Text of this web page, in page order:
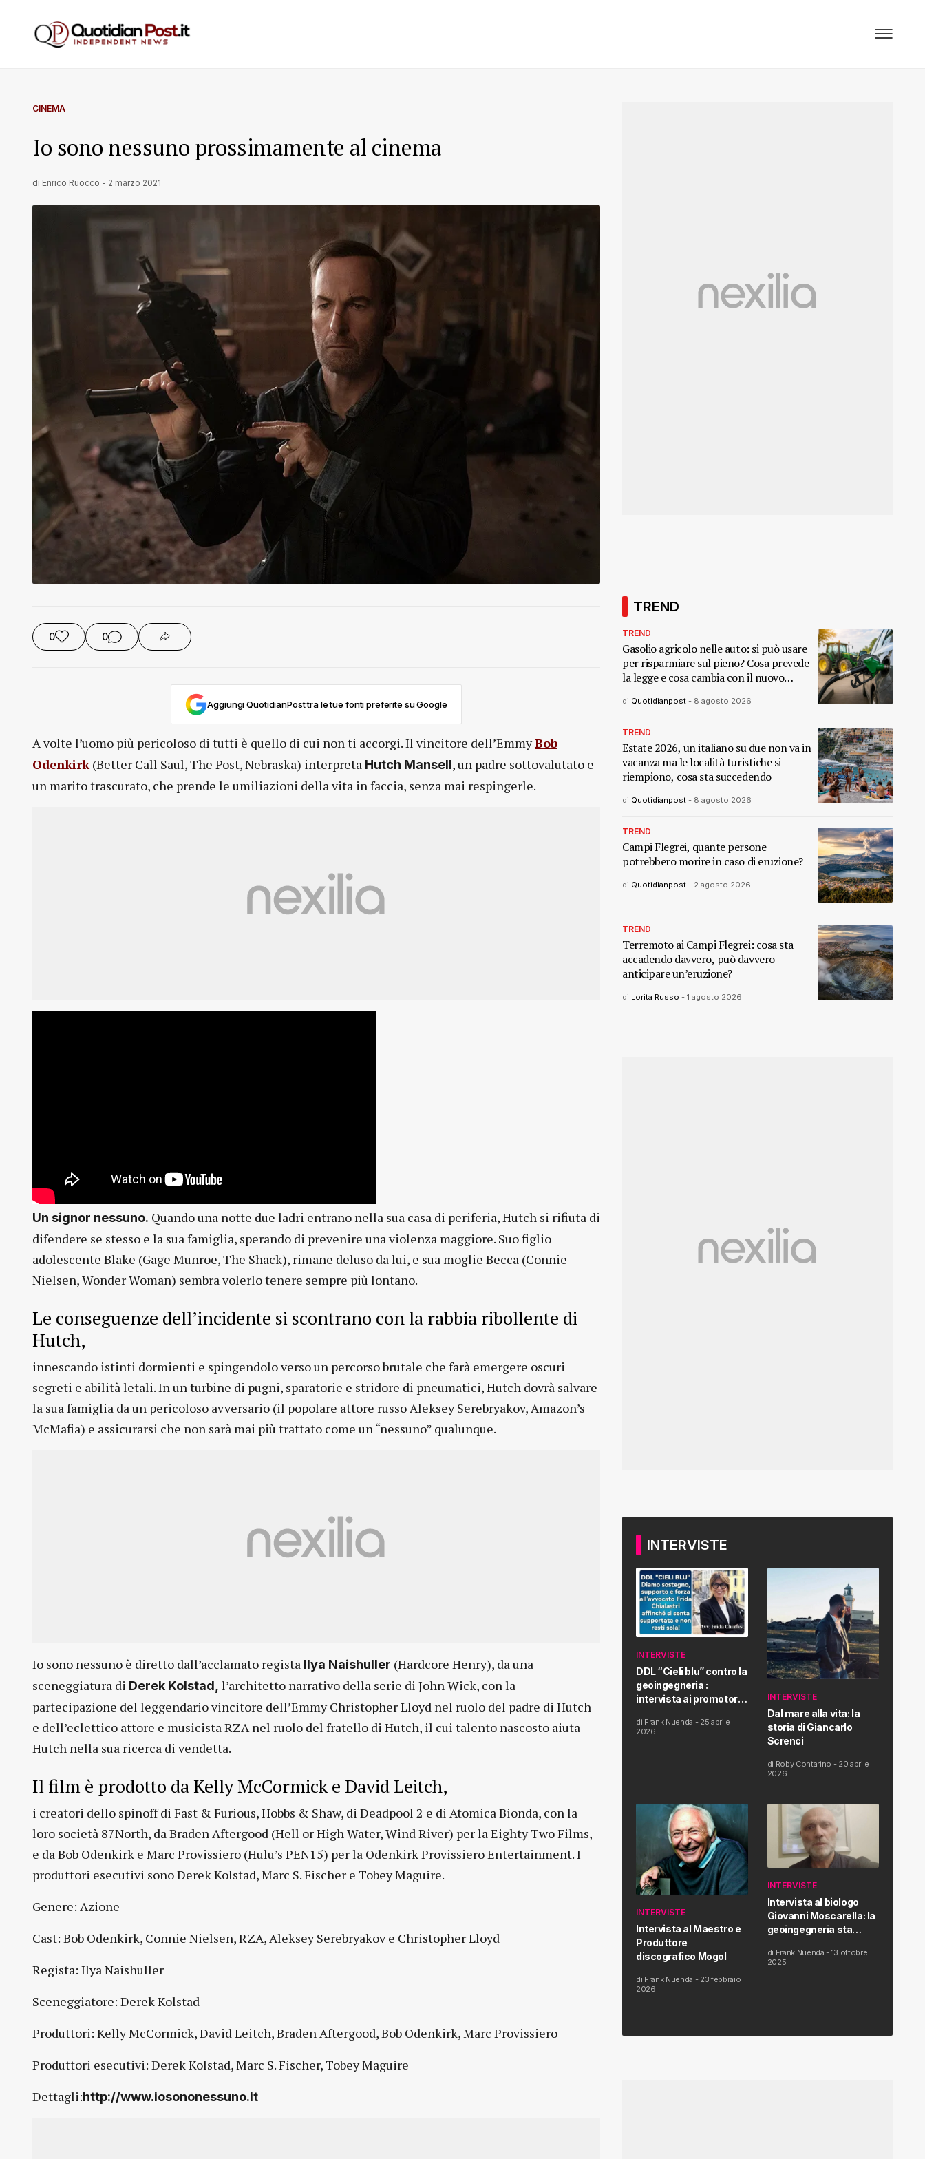
CINEMA
Io sono nessuno prossimamente al cinema
di Enrico Ruocco - 2 marzo 2021
0 0
Aggiungi QuotidianPost tra le tue fonti preferite su Google
A volte l’uomo più pericoloso di tutti è quello di cui non ti accorgi. Il vincitore dell’EmmyBob
Odenkirk (Better Call Saul, The Post, Nebraska) interpreta Hutch Mansell, un padre sottovalutato e
un marito trascurato, che prende le umiliazioni della vita in faccia, senza mai respingerle.
Un signor nessuno. Quando una notte due ladri entrano nella sua casa di periferia, Hutch si rifiuta di
difendere se stesso e la sua famiglia, sperando di prevenire una violenza maggiore. Suo figlio
adolescente Blake (Gage Munroe, The Shack), rimane deluso da lui, e sua moglie Becca (Connie
Nielsen, Wonder Woman) sembra volerlo tenere sempre più lontano.
Le conseguenze dell’incidente si scontrano con la rabbia ribollente di
Hutch,
innescando istinti dormienti e spingendolo verso un percorso brutale che farà emergere oscuri
segreti e abilità letali. In un turbine di pugni, sparatorie e stridore di pneumatici, Hutch dovrà salvare
la sua famiglia da un pericoloso avversario (il popolare attore russo Aleksey Serebryakov, Amazon’s
McMafia) e assicurarsi che non sarà mai più trattato come un “nessuno” qualunque.
Io sono nessuno è diretto dall’acclamato regista Ilya Naishuller (Hardcore Henry), da una
sceneggiatura di Derek Kolstad, l’architetto narrativo della serie di John Wick, con la
partecipazione del leggendario vincitore dell’Emmy Christopher Lloyd nel ruolo del padre di Hutch
e dell’eclettico attore e musicista RZA nel ruolo del fratello di Hutch, il cui talento nascosto aiuta
Hutch nella sua ricerca di vendetta.
Il film è prodotto da Kelly McCormick e David Leitch,
i creatori dello spinoff di Fast & Furious, Hobbs & Shaw, di Deadpool 2 e di Atomica Bionda, con la
loro società 87North, da Braden Aftergood (Hell or High Water, Wind River) per la Eighty Two Films,
e da Bob Odenkirk e Marc Provissiero (Hulu’s PEN15) per la Odenkirk Provissiero Entertainment. I
produttori esecutivi sono Derek Kolstad, Marc S. Fischer e Tobey Maguire.
Genere: Azione
Cast: Bob Odenkirk, Connie Nielsen, RZA, Aleksey Serebryakov e Christopher Lloyd
Regista: Ilya Naishuller
Sceneggiatore: Derek Kolstad
Produttori: Kelly McCormick, David Leitch, Braden Aftergood, Bob Odenkirk, Marc Provissiero
Produttori esecutivi: Derek Kolstad, Marc S. Fischer, Tobey Maguire
Dettagli:http://www.iosononessuno.it
TREND
TREND
Gasolio agricolo nelle auto: si può usare
per risparmiare sul pieno? Cosa prevede
la legge e cosa cambia con il nuovo
di Quotidianpost - 8 agosto 2026
TREND
Estate 2026, un italiano su due non va in
vacanza ma le località turistiche si
riempiono, cosa sta succedendo
di Quotidianpost - 8 agosto 2026
TREND
Campi Flegrei, quante persone
potrebbero morire in caso di eruzione?
di Quotidianpost - 2 agosto 2026
TREND
Terremoto ai Campi Flegrei: cosa sta
accadendo davvero, può davvero
anticipare un’eruzione?
di Lorita Russo - 1 agosto 2026
INTERVISTE
INTERVISTE
DDL “Cieli blu” contro la
geoingegneria :
intervista ai promotori
Proposta di Legge
di Frank Nuenda - 25 aprile
2026
INTERVISTE
Dal mare alla vita: la
storia di Giancarlo
Screnci
di Roby Contarino - 20 aprile
2026
INTERVISTE
Intervista al Maestro e
Produttore
discografico Mogol
di Frank Nuenda - 23 febbraio
2026
INTERVISTE
Intervista al biologo
Giovanni Moscarella: la
geoingegneria sta
salute dell’uomo
di Frank Nuenda - 13 ottobre
2025